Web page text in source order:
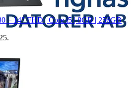
– 14" FHD | Core i5 | 8GB | 256GB
.